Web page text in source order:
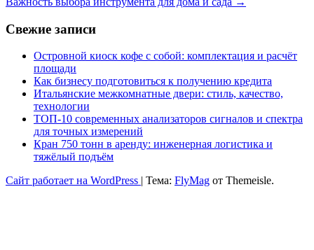
Свежие записи
Островной киоск кофе с собой: комплектация и расчёт
площади
Как бизнесу подготовиться к получению кредита
Итальянские межкомнатные двери: стиль, качество,
технологии
ТОП-10 современных анализаторов сигналов и спектра
для точных измерений
Кран 750 тонн в аренду: инженерная логистика и
тяжёлый подъём
Сайт работает на WordPress | Тема: FlyMag от Themeisle.